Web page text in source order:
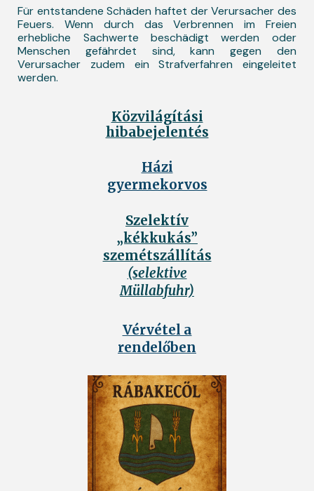
Für entstandene Schäden haftet der Verursacher des
Feuers. Wenn durch das Verbrennen im Freien
erhebliche Sachwerte beschädigt werden oder
Menschen gefährdet sind, kann gegen den
Verursacher zudem ein Strafverfahren eingeleitet
werden.
Közvilágítási
hibabejelentés
Házi
gyermekorvos
Szelektív
„kékkukás”
szemétszállítás
(selektive
Müllabfuhr)
Vérvétel a
rendelőben